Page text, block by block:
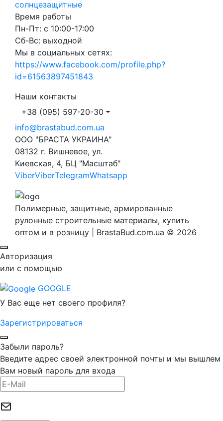
солнцезащитные
Время работы
Пн-Пт: с 10:00-17:00
Сб-Вс: выходной
Мы в социальных сетях:
https://www.facebook.com/profile.php?
id=61563897451843
Наши контакты
+38 (095) 597-20-30
info@brastabud.com.ua
ООО "БРАСТА УКРАИНА"
08132 г. Вишневое, ул.
Киевская, 4, БЦ "Масштаб"
ViberViberTelegramWhatsapp
Полимерные, защитные, армированные
рулонные строительные материалы, купить
оптом и в розницу | BrastaBud.com.ua © 2026
Авторизация
или с помощью
GOOGLE
У Вас еще нет своего профиля?
Зарегистрироваться
Забыли пароль?
Введите адрес своей электронной почты и мы вышлем
Вам новый пароль для входа